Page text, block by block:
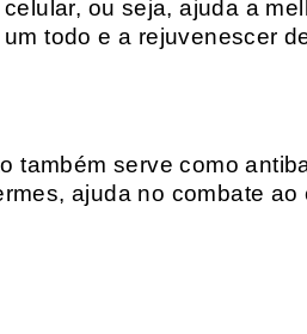
celular, ou seja, ajuda a
um todo e a rejuvenescer
também serve como
ajuda no combate ao